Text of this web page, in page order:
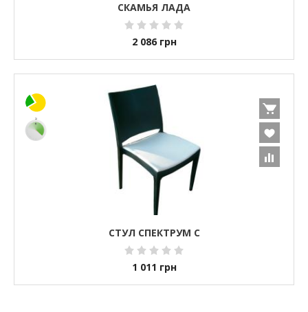
СКАМЬЯ ЛАДА
2 086 грн
СТУЛ СПЕКТРУМ С
1 011 грн